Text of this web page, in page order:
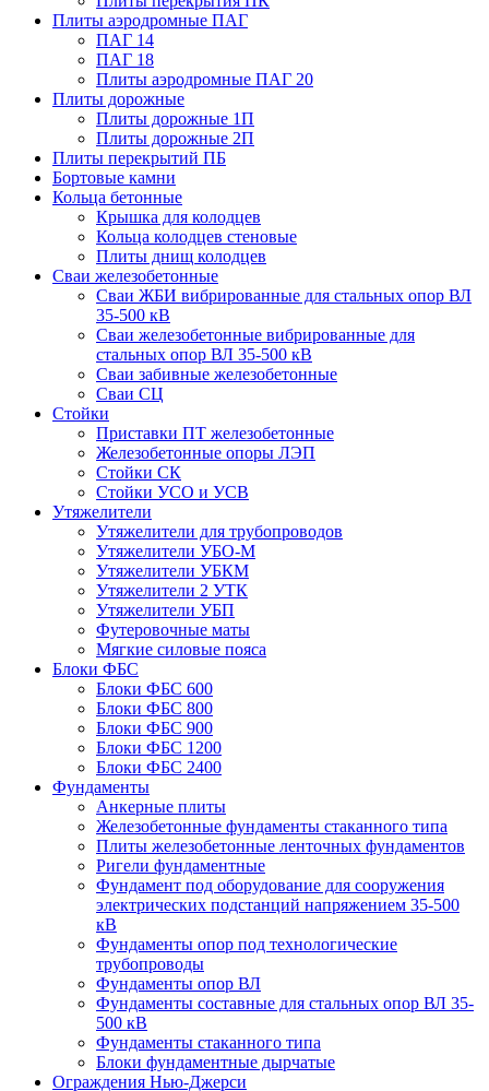
Плиты аэродромные ПАГ
ПАГ 14
ПАГ 18
Плиты аэродромные ПАГ 20
Плиты дорожные
Плиты дорожные 1П
Плиты дорожные 2П
Плиты перекрытий ПБ
Бортовые камни
Кольца бетонные
Крышка для колодцев
Кольца колодцев стеновые
Плиты днищ колодцев
Сваи железобетонные
Сваи ЖБИ вибрированные для стальных опор ВЛ
35-500 кВ
Сваи железобетонные вибрированные для
стальных опор ВЛ 35-500 кВ
Сваи забивные железобетонные
Сваи СЦ
Стойки
Приставки ПТ железобетонные
Железобетонные опоры ЛЭП
Стойки СК
Стойки УСО и УСВ
Утяжелители
Утяжелители для трубопроводов
Утяжелители УБО-М
Утяжелители УБКМ
Утяжелители 2 УТК
Утяжелители УБП
Футеровочные маты
Мягкие силовые пояса
Блоки ФБС
Блоки ФБС 600
Блоки ФБС 800
Блоки ФБС 900
Блоки ФБС 1200
Блоки ФБС 2400
Фундаменты
Анкерные плиты
Железобетонные фундаменты стаканного типа
Плиты железобетонные ленточных фундаментов
Ригели фундаментные
Фундамент под оборудование для сооружения
электрических подстанций напряжением 35-500
кВ
Фундаменты опор под технологические
трубопроводы
Фундаменты опор ВЛ
Фундаменты составные для стальных опор ВЛ 35-
500 кВ
Фундаменты стаканного типа
Блоки фундаментные дырчатые
Ограждения Нью-Джерси